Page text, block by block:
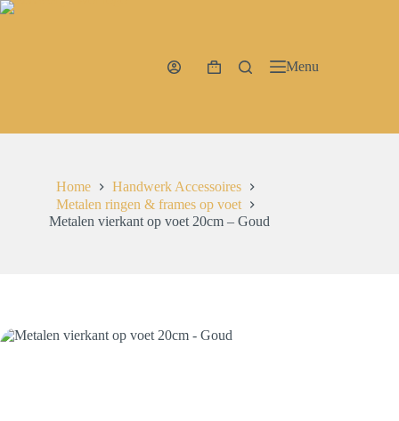
Ga
WinkelwagenMenu
Home
Handwerk Accessoires
Metalen ringen & frames op voet
Metalen vierkant op voet 20cm – Goud